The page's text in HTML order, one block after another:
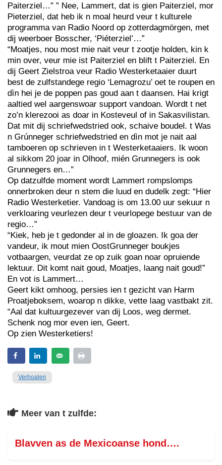
Paiterziel…” ” Nee, Lammert, dat is gien Paiterziel, mor
Pieterziel, dat heb ik n moal heurd veur t kulturele
programma van Radio Noord op zotterdagmörgen, met
dij weerboer Bosscher, ‘Piéterziel’…”
“Moatjes, nou most mie nait veur t zootje holden, kin k
min over, veur mie ist Paiterziel en blift t Paiterziel. En
dij Geert Zielstroa veur Radio Westerketaaier duurt
best de zulfstandege regio ‘Lemagrozu’ oet te roupen en
dìn hei je de poppen pas goud aan t daansen. Hai krigt
aaltied wel aargenswoar support vandoan. Wordt t net
zo’n klerezooi as doar in Kosteveul of in Sakasvilistan.
Dat mit dij schriefwedstried ook, schaive boudel. t Was
n Grúnneger schriefwedstried en dìn mot je nait aal
tamboeren op schrieven in t Westerketaaiers. Ik woon
al sikkom 20 joar in Olhoof, mién Grunnegers is ook
Grunnegers en…”
Op datzulfde moment wordt Lammert rompslomps
onnerbroken deur n stem die luud en dudelk zegt: “Hier
Radio Westerketier. Vandoag is om 13.00 uur sekuur n
verkloaring veurlezen deur t veurlopege bestuur van de
regio…”
“Kiek, heb je t gedonder al in de gloazen. Ik goa der
vandeur, ik mout mien OostGrunneger boukjes
votbaargen, veurdat ze op zuik goan noar opruiende
lektuur. Dit komt nait goud, Moatjes, laang nait goud!”
En vot is Lammert…
Geert kikt omhoog, persies ien t gezicht van Harm
Proatjeboksem, woarop n dikke, vette laag vastbakt zit.
“Aal dat kultuurgezever van dij Loos, weg dermet.
Schenk nog mor even ien, Geert.
Op zien Westerketiers!
Verhoalen
Meer van t zulfde:
Blavven as de Mexicoanse hond….